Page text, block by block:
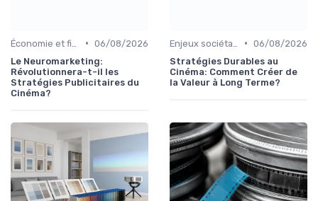
• 06/08/2026
Le Neuromarketing:
Révolutionnera-t-il les
Stratégies Publicitaires du
Cinéma?
• 06/08/2026
Stratégies Durables au
Cinéma: Comment Créer de
la Valeur à Long Terme?